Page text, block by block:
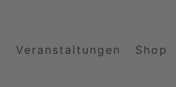
Veranstaltungen Shop